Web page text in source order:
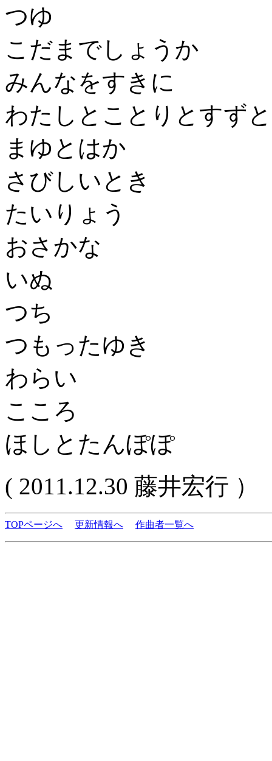
つゆ
こだまでしょうか
みんなをすきに
わたしとことりとすずと
まゆとはか
さびしいとき
たいりょう
おさかな
いぬ
つち
つもったゆき
わらい
こころ
ほしとたんぽぽ
( 2011.12.30 藤井宏行 ）
TOPページへ 更新情報へ 作曲者一覧へ